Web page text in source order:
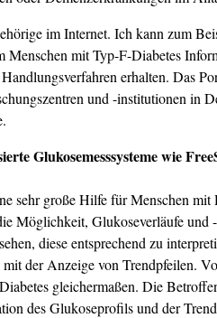
im Internet. Ich kann zum
Menschen mit Typ-F-Diabetes
erhalten. Das
und -institutionen in
Glukosemesssysteme wie
sehr große Hilfe für Menschen mit
Möglichkeit, Glukoseverläufe und
diese entsprechend zu
der Anzeige von Trendpfeilen.
gleichermaßen. Die
des Glukoseprofils und der